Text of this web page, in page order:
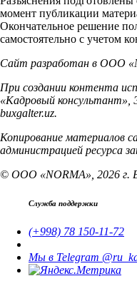
момент публикации
Окончательное решение
самостоятельно с учетом
Сайт разработан в ООО
При создании контента
«Кадровый
buxgalter.uz.
Копирование материалов
администрацией ресурса
© ООО «NORMA», 2026 г.
Служба поддержки
(+998) 78 150-11-72
Мы в Telegram